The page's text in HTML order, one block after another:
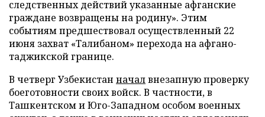
следственных действий указанные афганские
граждане возвращены на родину». Этим
событиям предшествовал осуществленный 22
июня захват «Талибаном» перехода на афгано-
таджикской границе.
В четверг Узбекистан началвнезапную проверку
боеготовности своих войск. В частности, в
Ташкентском и Юго-Западном особом военных